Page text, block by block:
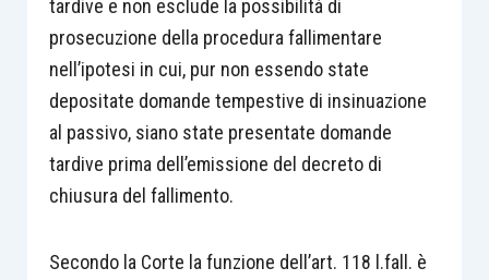
tardive e non esclude la possibilità di
prosecuzione della procedura fallimentare
nell’ipotesi in cui, pur non essendo state
depositate domande tempestive di insinuazione
al passivo, siano state presentate domande
tardive prima dell’emissione del decreto di
chiusura del fallimento.
Secondo la Corte la funzione dell’art. 118 l.fall. è